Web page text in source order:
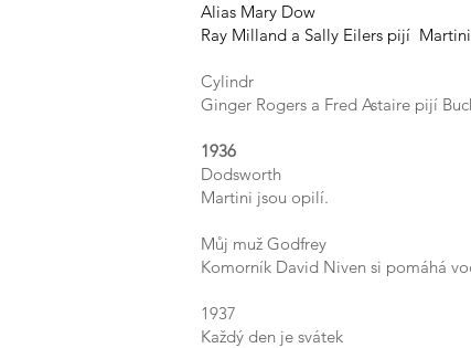
Alias Mary Dow
Ray Milland a Sally Eilers pijí
Cylindr
Ginger Rogers a Fred Astaire pijí
1936
Dodsworth
Martini jsou opilí.
Můj muž Godfrey
Komorník David Niven si pomáhá
1937
Každý den je svátek